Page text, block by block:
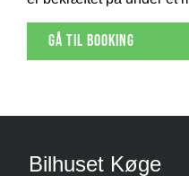
gå til booking
Bilhuset Køge